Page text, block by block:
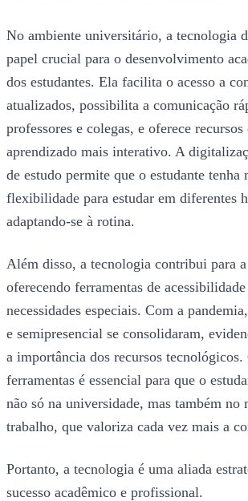
No ambiente universitário, a tecnologia
papel crucial para o desenvolvimento
dos estudantes. Ela facilita o acesso a
atualizados, possibilita a comunicação
professores e colegas, e oferece
aprendizado mais interativo. A
de estudo permite que o estudante tenha
flexibilidade para estudar em diferentes
adaptando-se à rotina.
Além disso, a tecnologia contribui para
oferecendo ferramentas de
necessidades especiais. Com a
e semipresencial se consolidaram,
a importância dos recursos tecnológicos.
ferramentas é essencial para que o
não só na universidade, mas também no
trabalho, que valoriza cada vez mais a
Portanto, a tecnologia é uma aliada
sucesso acadêmico e profissional.